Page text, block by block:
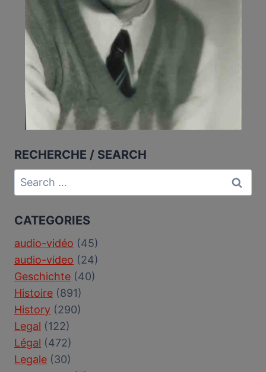
RECHERCHE / SEARCH
Search
for:
CATEGORIES
audio-vidéo (45)
audio-video (24)
Geschichte (40)
Histoire (891)
History (290)
Legal (122)
Légal (472)
Legale (30)